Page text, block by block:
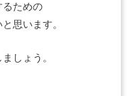
るための
思います。
しょう。